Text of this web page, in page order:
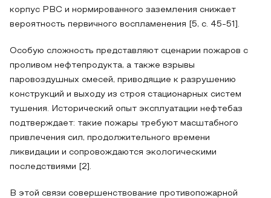
корпус РВС и нормированного заземления снижает
вероятность первичного воспламенения [5, с. 45-51].
Особую сложность представляют сценарии пожаров с
проливом нефтепродукта, а также взрывы
паровоздушных смесей, приводящие к разрушению
конструкций и выходу из строя стационарных систем
тушения. Исторический опыт эксплуатации нефтебаз
подтверждает: такие пожары требуют масштабного
привлечения сил, продолжительного времени
ликвидации и сопровождаются экологическими
последствиями [2].
В этой связи совершенствование противопожарной